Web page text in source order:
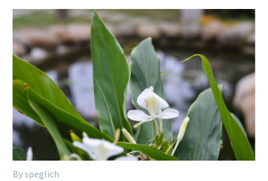
By speglich